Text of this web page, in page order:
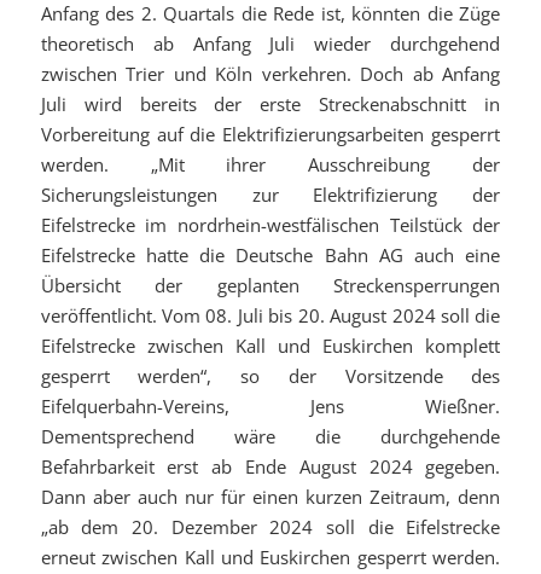
Anfang des 2. Quartals die Rede ist, könnten die Züge
theoretisch ab Anfang Juli wieder durchgehend
zwischen Trier und Köln verkehren. Doch ab Anfang
Juli wird bereits der erste Streckenabschnitt in
Vorbereitung auf die Elektrifizierungsarbeiten gesperrt
werden. „Mit ihrer Ausschreibung der
Sicherungsleistungen zur Elektrifizierung der
Eifelstrecke im nordrhein-westfälischen Teilstück der
Eifelstrecke hatte die Deutsche Bahn AG auch eine
Übersicht der geplanten Streckensperrungen
veröffentlicht. Vom 08. Juli bis 20. August 2024 soll die
Eifelstrecke zwischen Kall und Euskirchen komplett
gesperrt werden“, so der Vorsitzende des
Eifelquerbahn-Vereins, Jens Wießner.
Dementsprechend wäre die durchgehende
Befahrbarkeit erst ab Ende August 2024 gegeben.
Dann aber auch nur für einen kurzen Zeitraum, denn
„ab dem 20. Dezember 2024 soll die Eifelstrecke
erneut zwischen Kall und Euskirchen gesperrt werden.